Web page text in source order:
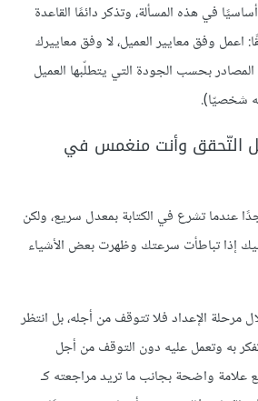
في هذه المسألة، وتذكر دائمًا القاعدة
اعمل وفق معايير العميل، لا وفق معاييرك
بحسب الجودة التي يتطلّبها العميل
شخصيّا).
التّحقق وأنت منغمس في
عندما تشرع في الكتابة بمعدل سريع، ولكن
إذا تباطأت سرعتك وظهرت بعض الأشياء
الإعداد فلا تتوقف من أجله، بل انتظر
به وتعمل عليه دون التوقف من أجل
علامة واضحة بجانب ما تريد مراجعته كـ